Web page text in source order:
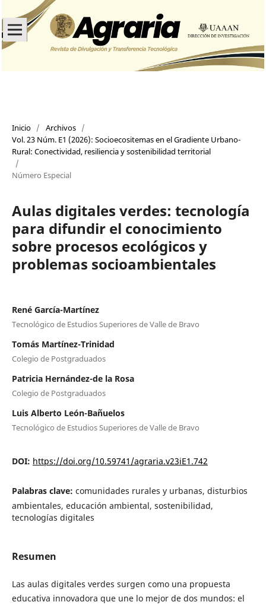
Inicio / Archivos /
Vol. 23 Núm. E1 (2026): Socioecositemas en el Gradiente Urbano-
Rural: Conectividad, resiliencia y sostenibilidad territorial
/
Número Especial
Aulas digitales verdes: tecnología
para difundir el conocimiento
sobre procesos ecológicos y
problemas socioambientales
René García-Martínez
Tecnológico de Estudios Superiores de Valle de Bravo
Tomás Martínez-Trinidad
Colegio de Postgraduados
Patricia Hernández-de la Rosa
Colegio de Postgraduados
Luis Alberto León-Bañuelos
Tecnológico de Estudios Superiores de Valle de Bravo
DOI: https://doi.org/10.59741/agraria.v23iE1.742
Palabras clave: comunidades rurales y urbanas, disturbios
ambientales, educación ambiental, sostenibilidad,
tecnologías digitales
Resumen
Las aulas digitales verdes surgen como una propuesta
educativa innovadora que une lo mejor de dos mundos: el